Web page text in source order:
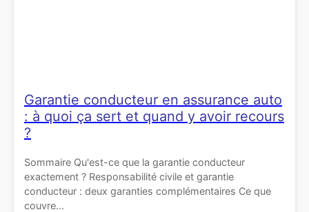
Garantie conducteur en assurance auto
: à quoi ça sert et quand y avoir recours
?
Sommaire Qu'est-ce que la garantie conducteur
exactement ? Responsabilité civile et garantie
conducteur : deux garanties complémentaires Ce que
couvre...